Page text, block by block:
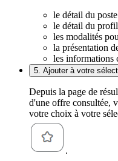
le détail du
le détail du
les modalités
la présentation
les informations
5. Ajouter à votre
Depuis la page de
d'une offre consultée,
votre choix à votre
.